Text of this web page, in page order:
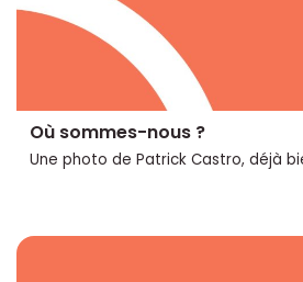
Où sommes-nous ?
Une photo de Patrick Castro, déjà